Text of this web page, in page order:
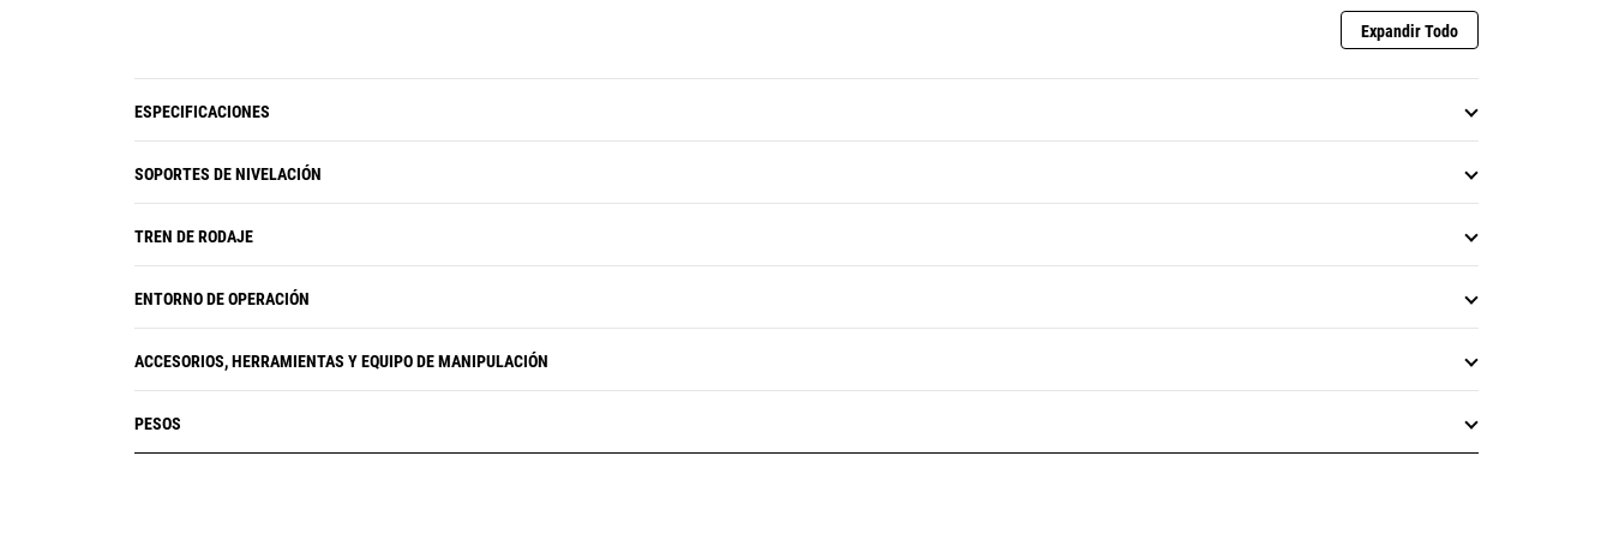
Expandir Todo
ESPECIFICACIONES
SOPORTES DE NIVELACIÓN
TREN DE RODAJE
ENTORNO DE OPERACIÓN
ACCESORIOS, HERRAMIENTAS Y EQUIPO DE MANIPULACIÓN
PESOS